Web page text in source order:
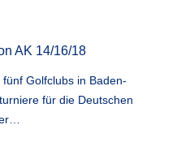
AK 14/16/18
Golfclubs in Baden-
für die Deutschen